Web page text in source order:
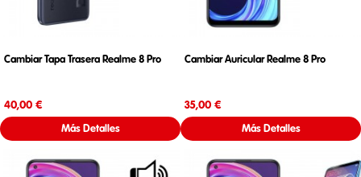
Cambiar Tapa Trasera Realme 8 Pro
40,00 €
Más Detalles
Cambiar Auricular Realme 8 Pro
35,00 €
Más Detalles